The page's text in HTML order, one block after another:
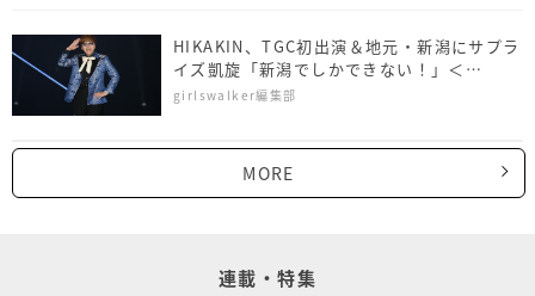
HIKAKIN、TGC初出演＆地元・新潟にサプラ
イズ凱旋「新潟でしかできない！」＜
NAMICS presents TGC 新潟 2026＞
girlswalker編集部
MORE
連載・特集